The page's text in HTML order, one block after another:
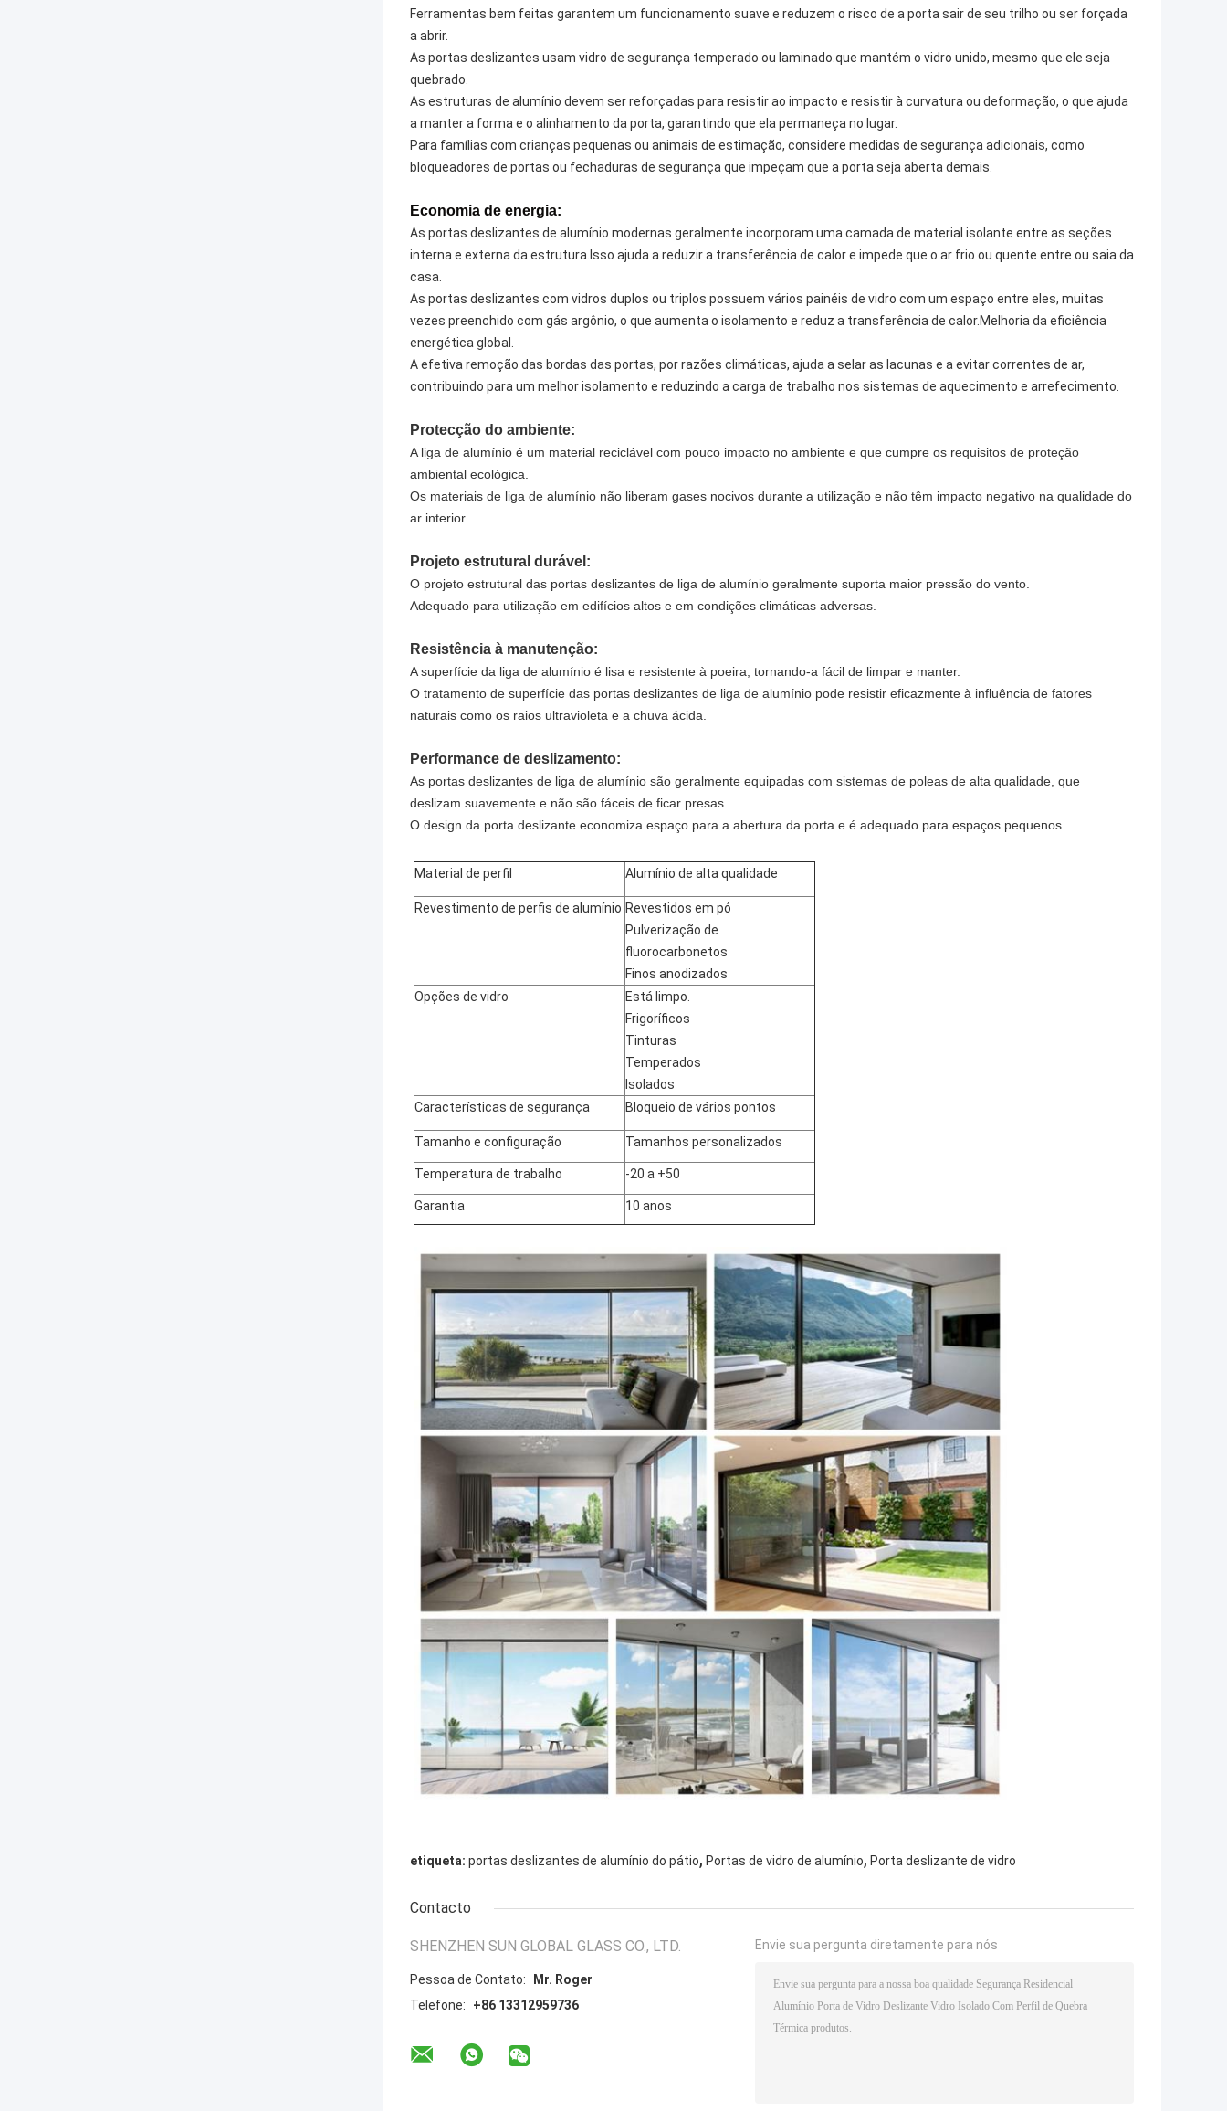
Ferramentas bem feitas garantem um funcionamento suave e reduzem o risco de a porta sair de seu trilho ou ser forçada
a abrir.
As portas deslizantes usam vidro de segurança temperado ou laminado.que mantém o vidro unido, mesmo que ele seja
quebrado.
As estruturas de alumínio devem ser reforçadas para resistir ao impacto e resistir à curvatura ou deformação, o que ajuda
a manter a forma e o alinhamento da porta, garantindo que ela permaneça no lugar.
Para famílias com crianças pequenas ou animais de estimação, considere medidas de segurança adicionais, como
bloqueadores de portas ou fechaduras de segurança que impeçam que a porta seja aberta demais.
Economia de energia:
As portas deslizantes de alumínio modernas geralmente incorporam uma camada de material isolante entre as seções
interna e externa da estrutura.Isso ajuda a reduzir a transferência de calor e impede que o ar frio ou quente entre ou saia da
casa.
As portas deslizantes com vidros duplos ou triplos possuem vários painéis de vidro com um espaço entre eles, muitas
vezes preenchido com gás argônio, o que aumenta o isolamento e reduz a transferência de calor.Melhoria da eficiência
energética global.
A efetiva remoção das bordas das portas, por razões climáticas, ajuda a selar as lacunas e a evitar correntes de ar,
contribuindo para um melhor isolamento e reduzindo a carga de trabalho nos sistemas de aquecimento e arrefecimento.
Protecção do ambiente:
A liga de alumínio é um material reciclável com pouco impacto no ambiente e que cumpre os requisitos de proteção
ambiental ecológica.
Os materiais de liga de alumínio não liberam gases nocivos durante a utilização e não têm impacto negativo na qualidade do
ar interior.
Projeto estrutural durável:
O projeto estrutural das portas deslizantes de liga de alumínio geralmente suporta maior pressão do vento.
Adequado para utilização em edifícios altos e em condições climáticas adversas.
Resistência à manutenção:
A superfície da liga de alumínio é lisa e resistente à poeira, tornando-a fácil de limpar e manter.
O tratamento de superfície das portas deslizantes de liga de alumínio pode resistir eficazmente à influência de fatores
naturais como os raios ultravioleta e a chuva ácida.
Performance de deslizamento:
As portas deslizantes de liga de alumínio são geralmente equipadas com sistemas de poleas de alta qualidade, que
deslizam suavemente e não são fáceis de ficar presas.
O design da porta deslizante economiza espaço para a abertura da porta e é adequado para espaços pequenos.
Material de perfil Alumínio de alta qualidade
Revestimento de perfis de alumínio Revestidos em pó
Pulverização de
fluorocarbonetos
Finos anodizados
Opções de vidro
Está limpo.
Frigoríficos
Tinturas
Temperados
Isolados
Características de segurança
Bloqueio de vários pontos
Tamanho e configuração Tamanhos personalizados
Temperatura de trabalho -20 a +50
Garantia 10 anos
etiqueta: portas deslizantes de alumínio do pátio, Portas de vidro de alumínio, Porta deslizante de vidro
Contacto
SHENZHEN SUN GLOBAL GLASS CO., LTD.
Pessoa de Contato:
Mr. Roger
Telefone:
+86 13312959736
Envie sua pergunta diretamente para nós